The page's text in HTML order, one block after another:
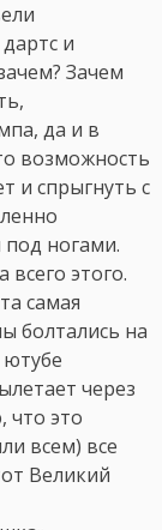
и
Зачем
да и в
возможность
и спрыгнуть с
ногами.
всего этого.
самая
болтались на
через
что это
всем) все
Великий